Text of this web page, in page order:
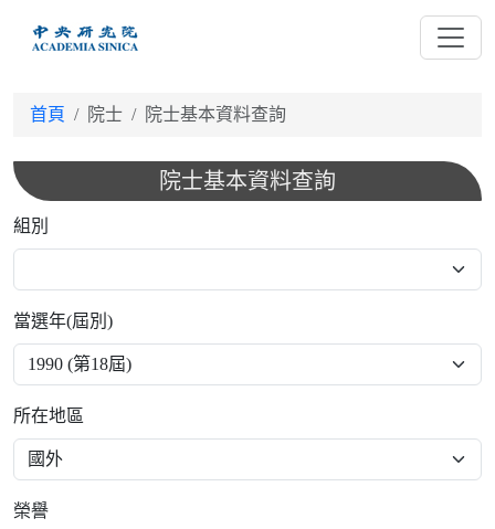
首頁 院士 院士基本資料查詢
院士基本資料查詢
組別
當選年(屆別)
所在地區
榮譽